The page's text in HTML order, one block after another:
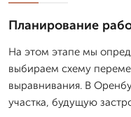
Планирование
На этом этапе мы
выбираем схему
выравнивания. В
участка, будущую